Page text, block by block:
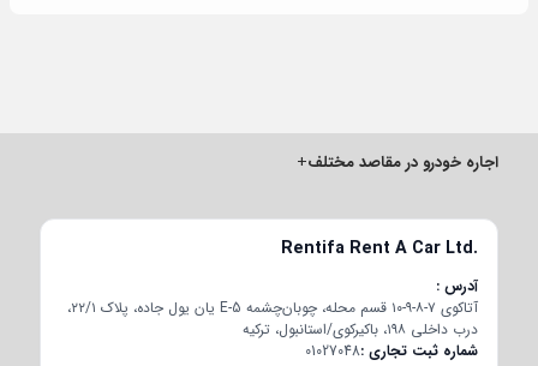
اجاره خودرو در مقاصد مختلف+
Rentifa Rent A Car Ltd.
آدرس
آتاکوی ۷-۸-۹-۱۰ قسم محله، چوبان‌چشمه E-5 یان یول جاده، پلاک ۲۲/۱،
درب داخلی ۱۹۸، باکیرکوی/استانبول، ترکیه
شماره ثبت تجاری01027048